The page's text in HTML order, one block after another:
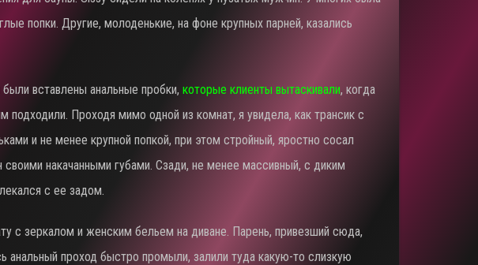
попки. Другие, молоденькие, на фоне крупных парней, казались
вставлены анальные пробки, которые клиенты вытаскивали, когда
подходили. Проходя мимо одной из комнат, я увидела, как трансик с
и не менее крупной попкой, при этом стройный, яростно сосал
своими накачанными губами. Сзади, не менее массивный, с диким
с ее задом.
с зеркалом и женским бельем на диване. Парень, привезший сюда,
анальный проход быстро промыли, залили туда какую-то слизкую